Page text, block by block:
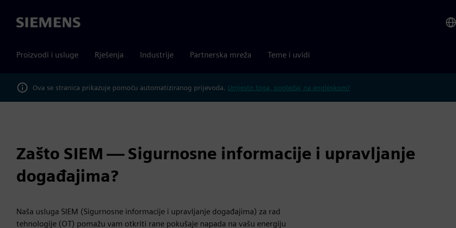
Siemens
Proizvodi i usluge Rješenja Industrije Partnerska mreža Teme i uvidi
Ova se stranica prikazuje pomoću automatiziranog prijevoda. Umjesto toga, pogledaj na engleskom?
Zašto SIEM — Sigurnosne informacije i upravljanje
događajima?
Naša usluga SIEM (Sigurnosne informacije i upravljanje događajima) za rad
tehnologije (OT) pomažu vam otkriti rane pokušaje napada na vašu energiju